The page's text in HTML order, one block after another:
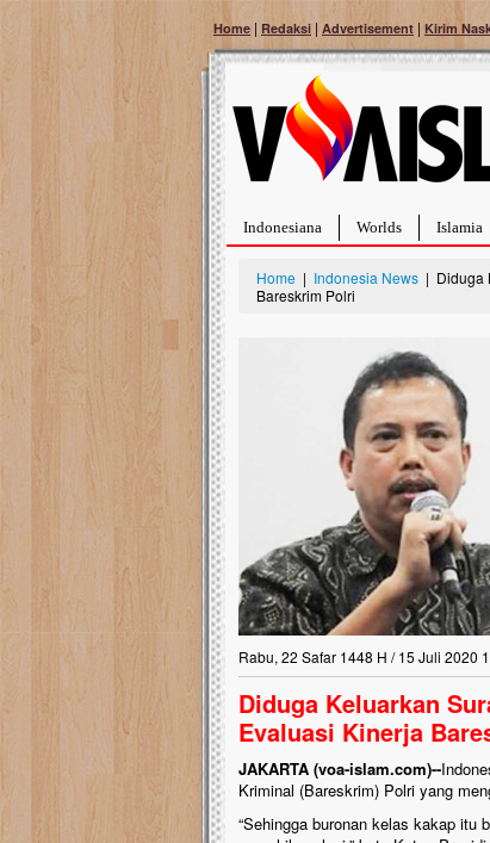
Home | Redaksi | Advertisement | Kirim
Indonesiana Worlds Islamia
Home | Indonesia News | Diduga
Bareskrim Polri
Rabu, 22 Safar 1448 H / 15 Juli 2020
Diduga Keluarkan
Evaluasi Kinerja
JAKARTA (voa-islam.com)--
Kriminal (Bareskrim) Polri yang
“Sehingga buronan kelas kakap itu
Bantu Naura,
Tumor
Hidup Naura
rintangan yang
berusia sepuluh
menghadapi
pembuluh darah